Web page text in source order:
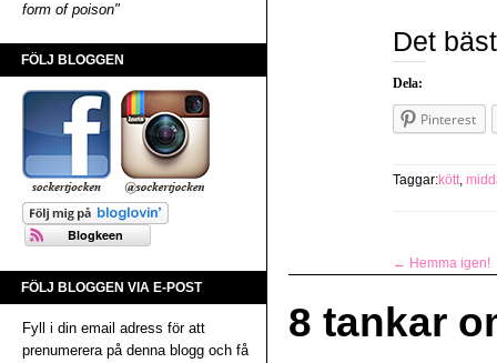
form of poison"
FÖLJ BLOGGEN
FÖLJ BLOGGEN VIA E-POST
Fyll i din email adress för att
prenumerera på denna blogg och få
Det
Dela:
Pinterest
Taggar:kött,
← Hemma igen!
8 tankar